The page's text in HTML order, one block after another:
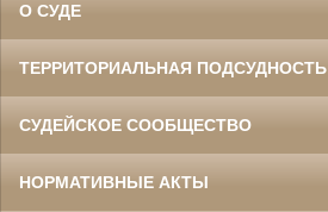
О СУДЕ
ТЕРРИТОРИАЛЬНАЯ ПОДСУДНОСТЬ
СУДЕЙСКОЕ СООБЩЕСТВО
НОРМАТИВНЫЕ АКТЫ